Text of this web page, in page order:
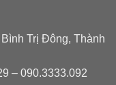
Trị Đông, Thành
– 090.3333.092